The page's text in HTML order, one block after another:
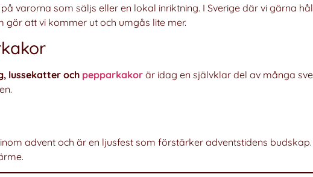
varorna som säljs eller en lokal inriktning. I Sverige där vi gärna
att vi kommer ut och umgås lite mer.
lussekatter och pepparkakor är idag en självklar del av många
advent och är en ljusfest som förstärker adventstidens